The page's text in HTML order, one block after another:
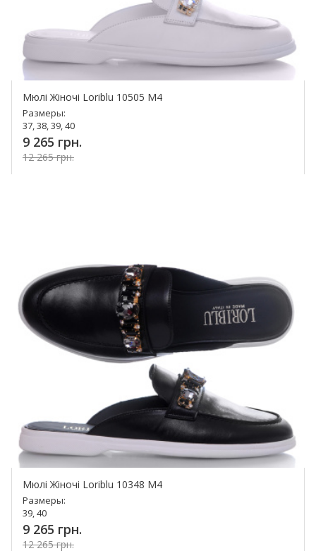
Мюлі Жіночі Loriblu 10505 M4
Размеры:
37, 38, 39, 40
9 265 грн.
12 265 грн.
Мюлі Жіночі Loriblu 10348 M4
Размеры:
39, 40
9 265 грн.
12 265 грн.